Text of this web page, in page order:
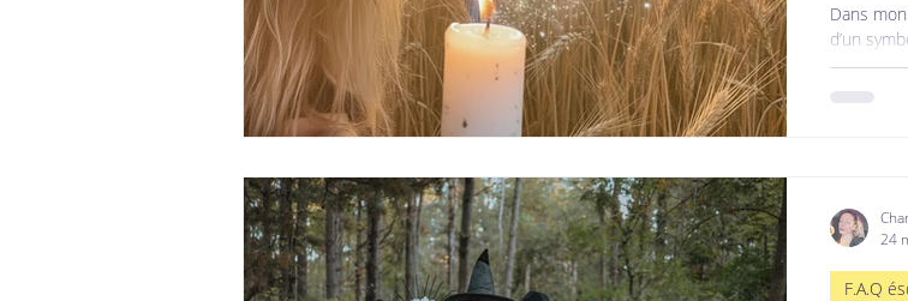
Dans
d’un
boutique
F.A.Q
24